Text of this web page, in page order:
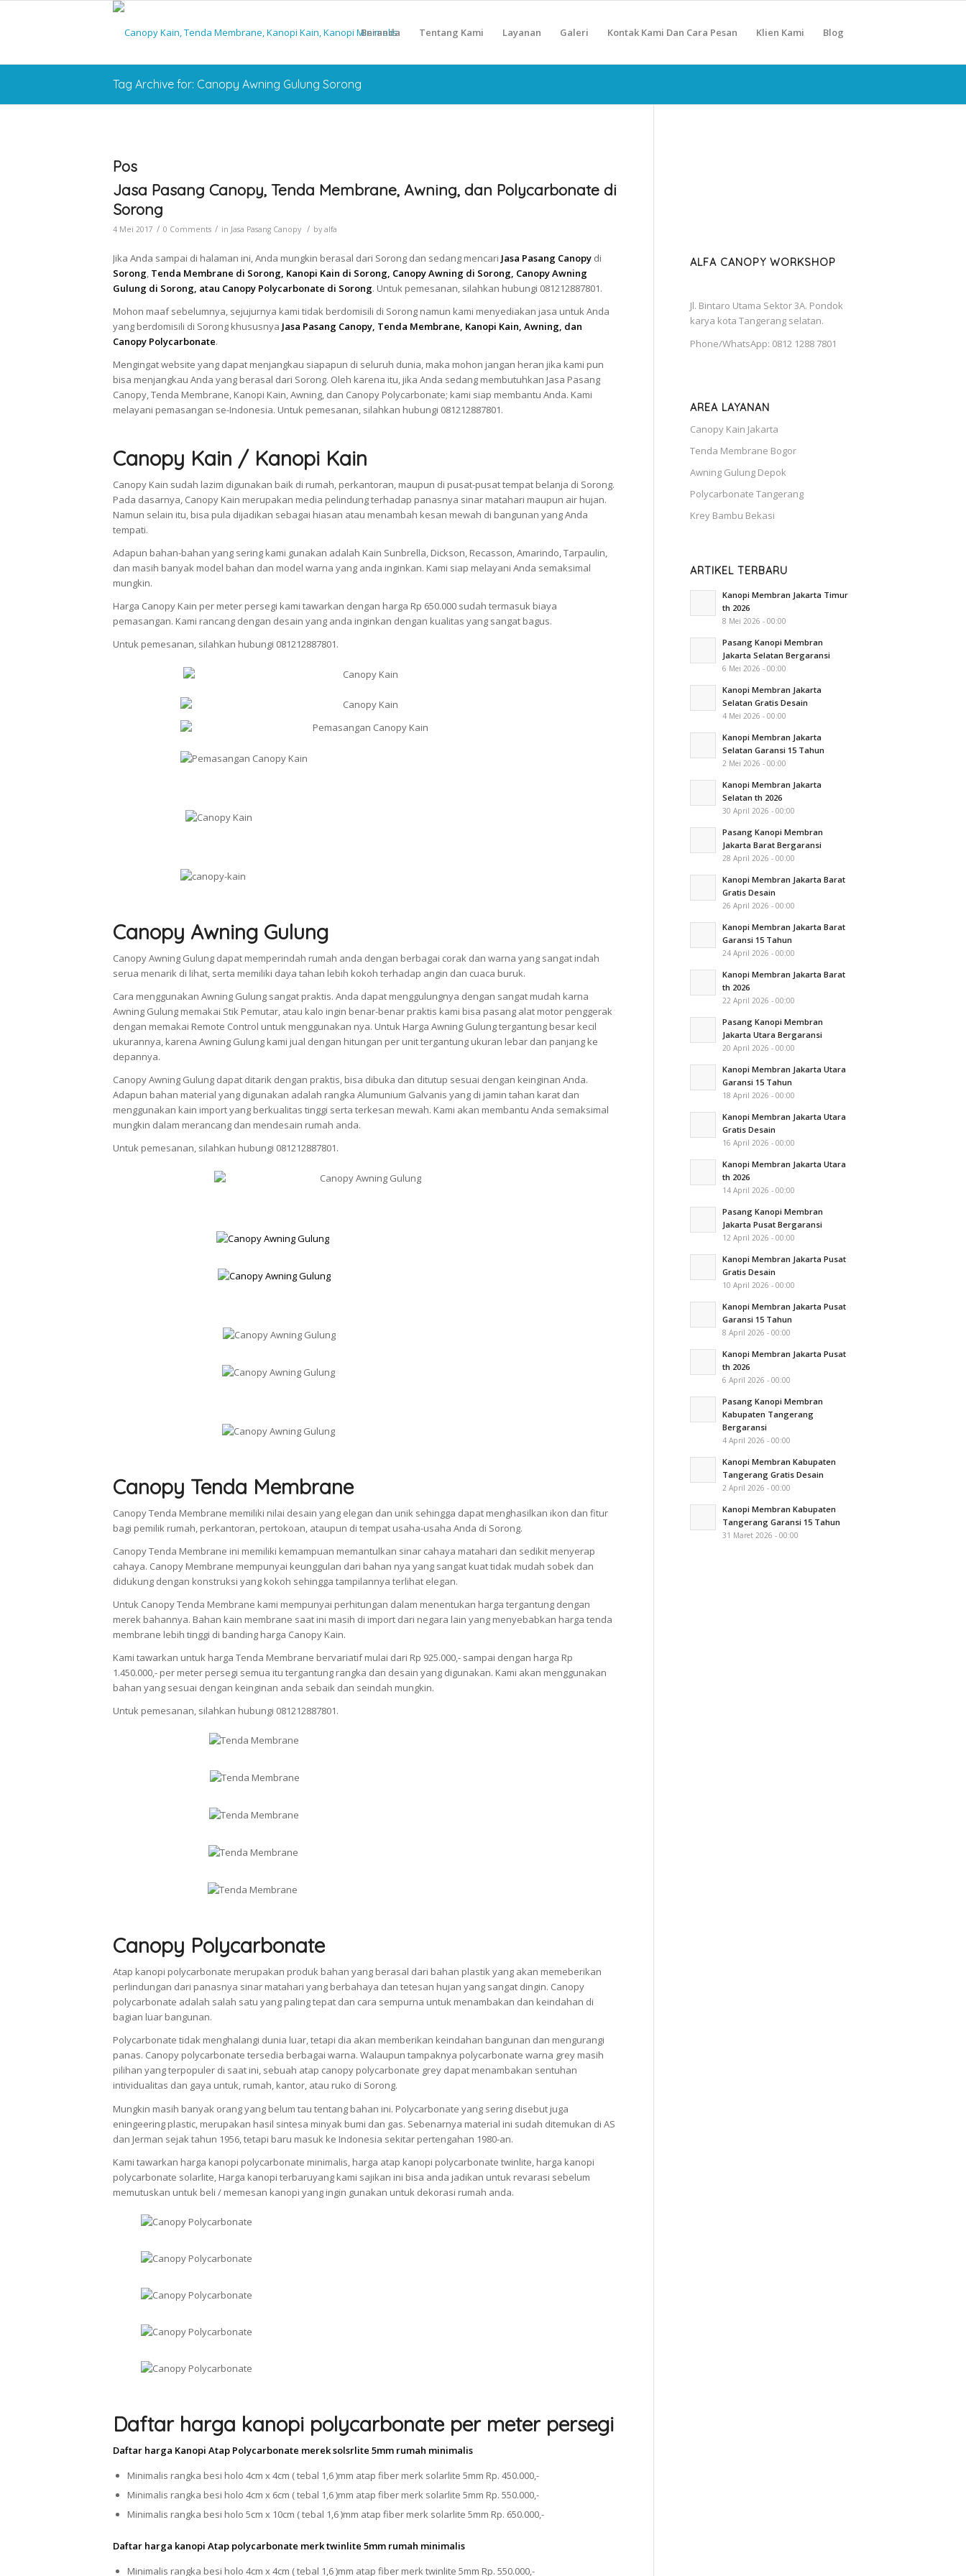
Beranda Tentang Kami Layanan Galeri Kontak Kami Dan Cara Pesan Klien Kami Blog
Tag Archive for: Canopy Awning Gulung Sorong
Pos
Jasa Pasang Canopy, Tenda Membrane, Awning, dan Polycarbonate di
Sorong
4 Mei 2017 / 0 Comments / in Jasa Pasang Canopy / by alfa
Jika Anda sampai di halaman ini, Anda mungkin berasal dari Sorong dan sedang mencari Jasa Pasang Canopy di
Sorong, Tenda Membrane di Sorong, Kanopi Kain di Sorong, Canopy Awning di Sorong, Canopy Awning
Gulung di Sorong, atau Canopy Polycarbonate di Sorong. Untuk pemesanan, silahkan hubungi 081212887801.
Mohon maaf sebelumnya, sejujurnya kami tidak berdomisili di Sorong namun kami menyediakan jasa untuk Anda
yang berdomisili di Sorong khususnya Jasa Pasang Canopy, Tenda Membrane, Kanopi Kain, Awning, dan
Canopy Polycarbonate.
Mengingat website yang dapat menjangkau siapapun di seluruh dunia, maka mohon jangan heran jika kami pun
bisa menjangkau Anda yang berasal dari Sorong. Oleh karena itu, jika Anda sedang membutuhkan Jasa Pasang
Canopy, Tenda Membrane, Kanopi Kain, Awning, dan Canopy Polycarbonate; kami siap membantu Anda. Kami
melayani pemasangan se-Indonesia. Untuk pemesanan, silahkan hubungi 081212887801.
Canopy Kain / Kanopi Kain
Canopy Kain sudah lazim digunakan baik di rumah, perkantoran, maupun di pusat-pusat tempat belanja di Sorong.
Pada dasarnya, Canopy Kain merupakan media pelindung terhadap panasnya sinar matahari maupun air hujan.
Namun selain itu, bisa pula dijadikan sebagai hiasan atau menambah kesan mewah di bangunan yang Anda
tempati.
Adapun bahan-bahan yang sering kami gunakan adalah Kain Sunbrella, Dickson, Recasson, Amarindo, Tarpaulin,
dan masih banyak model bahan dan model warna yang anda inginkan. Kami siap melayani Anda semaksimal
mungkin.
Harga Canopy Kain per meter persegi kami tawarkan dengan harga Rp 650.000 sudah termasuk biaya
pemasangan. Kami rancang dengan desain yang anda inginkan dengan kualitas yang sangat bagus.
Untuk pemesanan, silahkan hubungi 081212887801.
Canopy Awning Gulung
Canopy Awning Gulung dapat memperindah rumah anda dengan berbagai corak dan warna yang sangat indah
serua menarik di lihat, serta memiliki daya tahan lebih kokoh terhadap angin dan cuaca buruk.
Cara menggunakan Awning Gulung sangat praktis. Anda dapat menggulungnya dengan sangat mudah karna
Awning Gulung memakai Stik Pemutar, atau kalo ingin benar-benar praktis kami bisa pasang alat motor penggerak
dengan memakai Remote Control untuk menggunakan nya. Untuk Harga Awning Gulung tergantung besar kecil
ukurannya, karena Awning Gulung kami jual dengan hitungan per unit tergantung ukuran lebar dan panjang ke
depannya.
Canopy Awning Gulung dapat ditarik dengan praktis, bisa dibuka dan ditutup sesuai dengan keinginan Anda.
Adapun bahan material yang digunakan adalah rangka Alumunium Galvanis yang di jamin tahan karat dan
menggunakan kain import yang berkualitas tinggi serta terkesan mewah. Kami akan membantu Anda semaksimal
mungkin dalam merancang dan mendesain rumah anda.
Untuk pemesanan, silahkan hubungi 081212887801.
Canopy Tenda Membrane
Canopy Tenda Membrane memiliki nilai desain yang elegan dan unik sehingga dapat menghasilkan ikon dan fitur
bagi pemilik rumah, perkantoran, pertokoan, ataupun di tempat usaha-usaha Anda di Sorong.
Canopy Tenda Membrane ini memiliki kemampuan memantulkan sinar cahaya matahari dan sedikit menyerap
cahaya. Canopy Membrane mempunyai keunggulan dari bahan nya yang sangat kuat tidak mudah sobek dan
didukung dengan konstruksi yang kokoh sehingga tampilannya terlihat elegan.
Untuk Canopy Tenda Membrane kami mempunyai perhitungan dalam menentukan harga tergantung dengan
merek bahannya. Bahan kain membrane saat ini masih di import dari negara lain yang menyebabkan harga tenda
membrane lebih tinggi di banding harga Canopy Kain.
Kami tawarkan untuk harga Tenda Membrane bervariatif mulai dari Rp 925.000,- sampai dengan harga Rp
1.450.000,- per meter persegi semua itu tergantung rangka dan desain yang digunakan. Kami akan menggunakan
bahan yang sesuai dengan keinginan anda sebaik dan seindah mungkin.
Untuk pemesanan, silahkan hubungi 081212887801.
Canopy Polycarbonate
Atap kanopi polycarbonate merupakan produk bahan yang berasal dari bahan plastik yang akan memeberikan
perlindungan dari panasnya sinar matahari yang berbahaya dan tetesan hujan yang sangat dingin. Canopy
polycarbonate adalah salah satu yang paling tepat dan cara sempurna untuk menambakan dan keindahan di
bagian luar bangunan.
Polycarbonate tidak menghalangi dunia luar, tetapi dia akan memberikan keindahan bangunan dan mengurangi
panas. Canopy polycarbonate tersedia berbagai warna. Walaupun tampaknya polycarbonate warna grey masih
pilihan yang terpopuler di saat ini, sebuah atap canopy polycarbonate grey dapat menambakan sentuhan
intividualitas dan gaya untuk, rumah, kantor, atau ruko di Sorong.
Mungkin masih banyak orang yang belum tau tentang bahan ini. Polycarbonate yang sering disebut juga
eningeering plastic, merupakan hasil sintesa minyak bumi dan gas. Sebenarnya material ini sudah ditemukan di AS
dan Jerman sejak tahun 1956, tetapi baru masuk ke Indonesia sekitar pertengahan 1980-an.
Kami tawarkan harga kanopi polycarbonate minimalis, harga atap kanopi polycarbonate twinlite, harga kanopi
polycarbonate solarlite, Harga kanopi terbaruyang kami sajikan ini bisa anda jadikan untuk revarasi sebelum
memutuskan untuk beli / memesan kanopi yang ingin gunakan untuk dekorasi rumah anda.
Daftar harga kanopi polycarbonate per meter persegi
Daftar harga Kanopi Atap Polycarbonate merek solsrlite 5mm rumah minimalis
Minimalis rangka besi holo 4cm x 4cm ( tebal 1,6 )mm atap fiber merk solarlite 5mm Rp. 450.000,-
Minimalis rangka besi holo 4cm x 6cm ( tebal 1,6 )mm atap fiber merk solarlite 5mm Rp. 550.000,-
Minimalis rangka besi holo 5cm x 10cm ( tebal 1,6 )mm atap fiber merk solarlite 5mm Rp. 650.000,-
Daftar harga kanopi Atap polycarbonate merk twinlite 5mm rumah minimalis
Minimalis rangka besi holo 4cm x 4cm ( tebal 1,6 )mm atap fiber merk twinlite 5mm Rp. 550.000,-
ALFA CANOPY WORKSHOP
Jl. Bintaro Utama Sektor 3A. Pondok
karya kota Tangerang selatan.
Phone/WhatsApp: 0812 1288 7801
AREA LAYANAN
Canopy Kain Jakarta
Tenda Membrane Bogor
Awning Gulung Depok
Polycarbonate Tangerang
Krey Bambu Bekasi
ARTIKEL TERBARU
Kanopi Membran Jakarta Timur
th 2026
8 Mei 2026 - 00:00
Pasang Kanopi Membran
Jakarta Selatan Bergaransi
6 Mei 2026 - 00:00
Kanopi Membran Jakarta
Selatan Gratis Desain
4 Mei 2026 - 00:00
Kanopi Membran Jakarta
Selatan Garansi 15 Tahun
2 Mei 2026 - 00:00
Kanopi Membran Jakarta
Selatan th 2026
30 April 2026 - 00:00
Pasang Kanopi Membran
Jakarta Barat Bergaransi
28 April 2026 - 00:00
Kanopi Membran Jakarta Barat
Gratis Desain
26 April 2026 - 00:00
Kanopi Membran Jakarta Barat
Garansi 15 Tahun
24 April 2026 - 00:00
Kanopi Membran Jakarta Barat
th 2026
22 April 2026 - 00:00
Pasang Kanopi Membran
Jakarta Utara Bergaransi
20 April 2026 - 00:00
Kanopi Membran Jakarta Utara
Garansi 15 Tahun
18 April 2026 - 00:00
Kanopi Membran Jakarta Utara
Gratis Desain
16 April 2026 - 00:00
Kanopi Membran Jakarta Utara
th 2026
14 April 2026 - 00:00
Pasang Kanopi Membran
Jakarta Pusat Bergaransi
12 April 2026 - 00:00
Kanopi Membran Jakarta Pusat
Gratis Desain
10 April 2026 - 00:00
Kanopi Membran Jakarta Pusat
Garansi 15 Tahun
8 April 2026 - 00:00
Kanopi Membran Jakarta Pusat
th 2026
6 April 2026 - 00:00
Pasang Kanopi Membran
Kabupaten Tangerang
Bergaransi
4 April 2026 - 00:00
Kanopi Membran Kabupaten
Tangerang Gratis Desain
2 April 2026 - 00:00
Kanopi Membran Kabupaten
Tangerang Garansi 15 Tahun
31 Maret 2026 - 00:00